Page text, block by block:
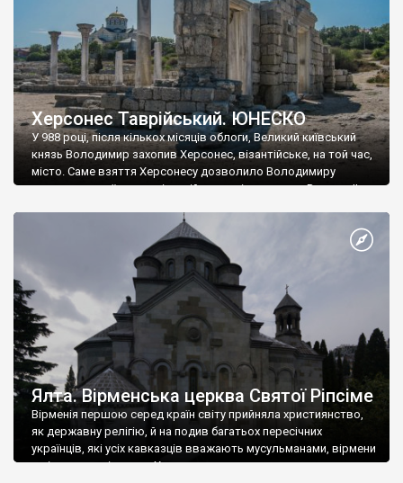
Херсонес Таврійський. ЮНЕСКО
У 988 році, після кількох місяців облоги, Великий київський
князь Володимир захопив Херсонес, візантійське, на той час,
місто. Саме взяття Херсонесу дозволило Володимиру
диктувати свої умови візантійському імператору Василю ІІ, та
Херсонесі Володимир-язичник, став Василем-християнином.
А потім було Хрещення Русі. На честь Херсонесу Таврійського
Ялта. Вірменська церква Святої Ріпсіме
Вірменія першою серед країн світу прийняла християнство,
як державну релігію, й на подив багатьох пересічних
українців, які усіх кавказців вважають мусульманами, вірмени
є відданими вірянами Христа